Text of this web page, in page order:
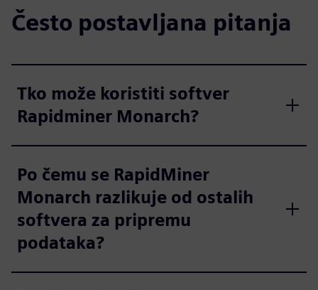
Često postavljana pitanja
Tko može koristiti softver
Rapidminer Monarch?
Po čemu se RapidMiner
Monarch razlikuje od ostalih
softvera za pripremu
podataka?